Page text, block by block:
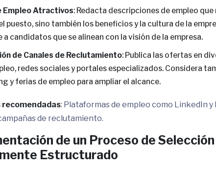
Empleo Atractivos: Redacta descripciones de empleo
puesto, sino también los beneficios y la cultura de la
candidatos que se alinean con la visión de la empresa.
de Canales de Reclutamiento: Publica las ofertas en
redes sociales y portales especializados. Considera
y ferias de empleo para ampliar el alcance.
: Plataformas de empleo como LinkedIn
de reclutamiento.
de un Proceso de Selección
Estructurado